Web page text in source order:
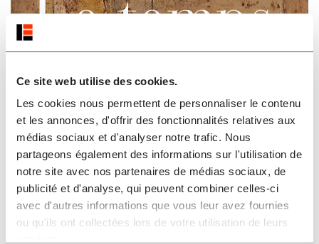
Ce site web utilise des cookies.
Les cookies nous permettent de personnaliser le contenu
et les annonces, d'offrir des fonctionnalités relatives aux
médias sociaux et d'analyser notre trafic. Nous
partageons également des informations sur l'utilisation de
notre site avec nos partenaires de médias sociaux, de
publicité et d'analyse, qui peuvent combiner celles-ci
avec d'autres informations que vous leur avez fournies
ou qu'ils ont collectées lors de votre utilisation de leurs